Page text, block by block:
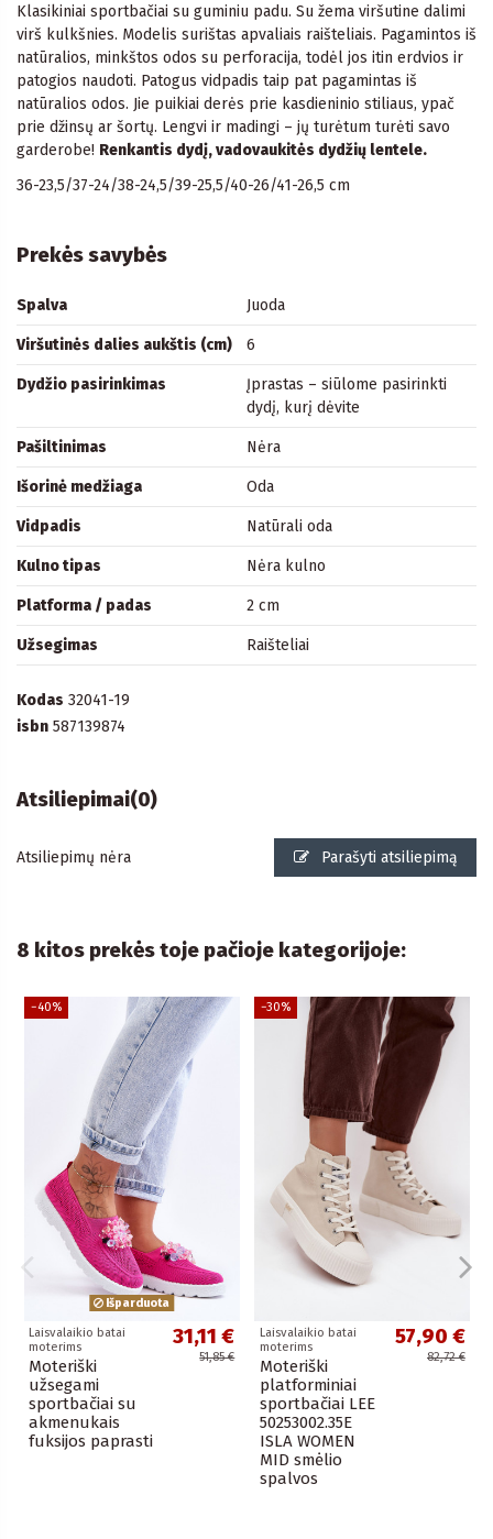
Klasikiniai sportbačiai su guminiu padu. Su žema viršutine dalimi
virš kulkšnies. Modelis surištas apvaliais raišteliais. Pagamintos iš
natūralios, minkštos odos su perforacija, todėl jos itin erdvios ir
patogios naudoti. Patogus vidpadis taip pat pagamintas iš
natūralios odos. Jie puikiai derės prie kasdieninio stiliaus, ypač
prie džinsų ar šortų. Lengvi ir madingi – jų turėtum turėti savo
garderobe! Renkantis dydį, vadovaukitės dydžių lentele.
36-23,5/37-24/38-24,5/39-25,5/40-26/41-26,5 cm
Prekės savybės
Spalva Juoda
Viršutinės dalies aukštis (cm) 6
Dydžio pasirinkimas
Įprastas – siūlome pasirinkti
dydį, kurį dėvite
Pašiltinimas Nėra
Išorinė medžiaga Oda
Vidpadis Natūrali oda
Kulno tipas Nėra kulno
Platforma / padas 2 cm
Užsegimas Raišteliai
Kodas 32041-19
isbn 587139874
Atsiliepimai(0)
Atsiliepimų nėra Parašyti atsiliepimą
8 kitos prekės toje pačioje kategorijoje:
−40%
Išparduota
Laisvalaikio batai
moterims
Moteriški
užsegami
sportbačiai su
akmenukais
fuksijos paprasti
31,11 €
51,85 €
−30%
Laisvalaikio batai
moterims
Moteriški
platforminiai
sportbačiai LEE
50253002.35E
ISLA WOMEN
MID smėlio
spalvos
57,90 €
82,72 €